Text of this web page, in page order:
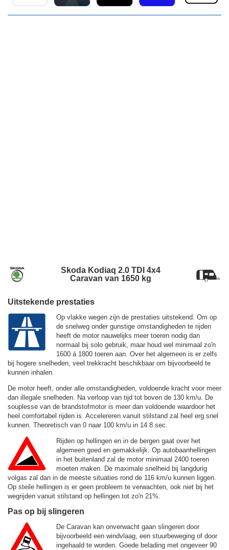
Skoda Kodiaq 2.0 TDI 4x4
Caravan van 1650 kg
Uitstekende prestaties
Op vlakke wegen zijn de prestaties uitstekend. Om op
de snelweg onder gunstige omstandigheden te rijden
heeft de motor nauwelijks meer toeren nodig dan
normaal bij solo gebruik, maar houd wel minimaal zo'n
1600 á 1800 toeren aan. Over het algemeen is er zelfs
bij hogere snelheden, veel trekkracht beschikbaar om bijvoorbeeld te
kunnen inhalen.
De motor heeft, onder alle omstandigheden, voldoende kracht voor meer
dan illegale snelheden. Na verloop van tijd tot boven de 130 km/u.
De
souplesse van de brandstofmotor is meer dan voldoende waardoor het
heel comfortabel rijden is. Accelereren vanuit stilstand zal heel erg snel
kunnen. Theoretisch van 0 naar 100 km/u in 14.8 sec.
Rijden op hellingen en in de bergen gaat over het
algemeen goed en gemakkelijk. Op autobaanhellingen
in het buitenland zal de motor minimaal 2400 toeren
moeten maken. De maximale snelheid bij langdurig
volgas zal dan in de meeste situaties rond de 116 km/u kunnen liggen.
Op steile hellingen is er geen probleem te verwachten, ook niet bij het
wegrijden vanuit stilstand op hellingen tot zo'n 21%.
Pas op bij slingeren
De Caravan kan onverwacht gaan slingeren door
bijvoorbeeld een windvlaag, een stuurbeweging of door
ingehaald te worden. Goede belading met ongeveer 90